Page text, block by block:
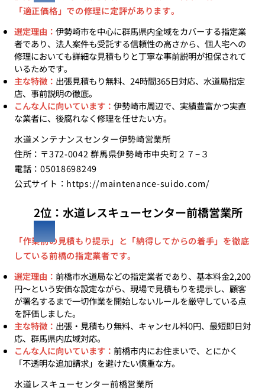
「適正価格」での修理に定評があります。
選定理由： 伊勢崎市を中心に群馬県内全域をカバーする指定業
者であり、法人案件も受託する信頼性の高さから、個人宅への
修理においても詳細な見積もりと丁寧な事前説明が担保されて
いるためです。
主な特徴： 出張見積もり無料、24時間365日対応、水道局指定
店、事前説明の徹底。
こんな人に向いています： 伊勢崎市周辺で、実績豊富かつ実直
な業者に、後腐れなく修理を任せたい方。
水道メンテナンスセンター伊勢崎営業所
住所：〒372-0042 群馬県伊勢崎市中央町２７−３
電話：05018698249
公式サイト： https://maintenance-suido.com/
2位：水道レスキューセンター前橋営業所
「作業前の見積もり提示」と「納得してからの着手」を徹底
している前橋の指定業者です。
選定理由： 前橋市水道局などの指定業者であり、基本料金2,200
円〜という安価な設定ながら、現場で見積もりを提示し、顧客
が署名するまで一切作業を開始しないルールを厳守している点
を評価しました。
主な特徴： 出張・見積もり無料、キャンセル料0円、最短即日対
応、群馬県内広域対応。
こんな人に向いています： 前橋市内にお住まいで、とにかく
「不透明な追加請求」を避けたい慎重な方。
水道レスキューセンター前橋営業所